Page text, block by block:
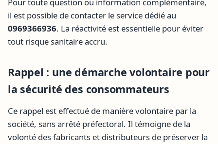
il est possible de contacter le service dédié au
0969366936. La réactivité est essentielle pour éviter
tout risque sanitaire accru.
Rappel : une démarche volontaire pour
la sécurité des consommateurs
Ce rappel est effectué de manière volontaire par la
société, sans arrêté préfectoral. Il témoigne de la
volonté des fabricants et distributeurs de préserver la